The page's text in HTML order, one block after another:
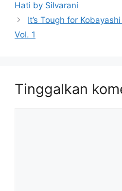
Hati by Silvarani
It’s Tough for
Vol. 1
Tinggalkan